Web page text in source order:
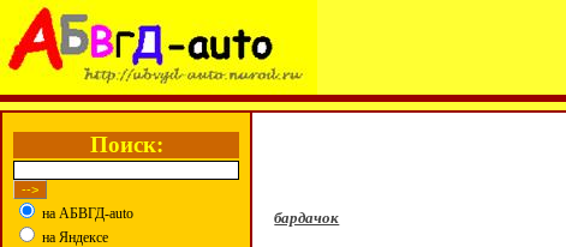
Поиск:
на АБВГД-auto
на Яндексе
бардачок